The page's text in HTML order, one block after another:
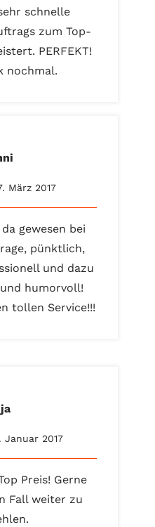
schnelle
zum Top-
PERFEKT!
nochmal.
März 2017
gewesen bei
pünktlich,
und dazu
humorvoll!
tollen Service!!!
Januar 2017
Preis! Gerne
Fall weiter zu